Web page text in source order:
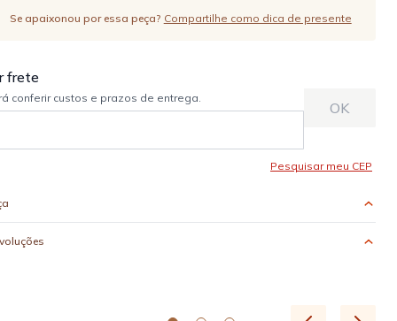
Se apaixonou por essa peça? Compartilhe como dica de presente